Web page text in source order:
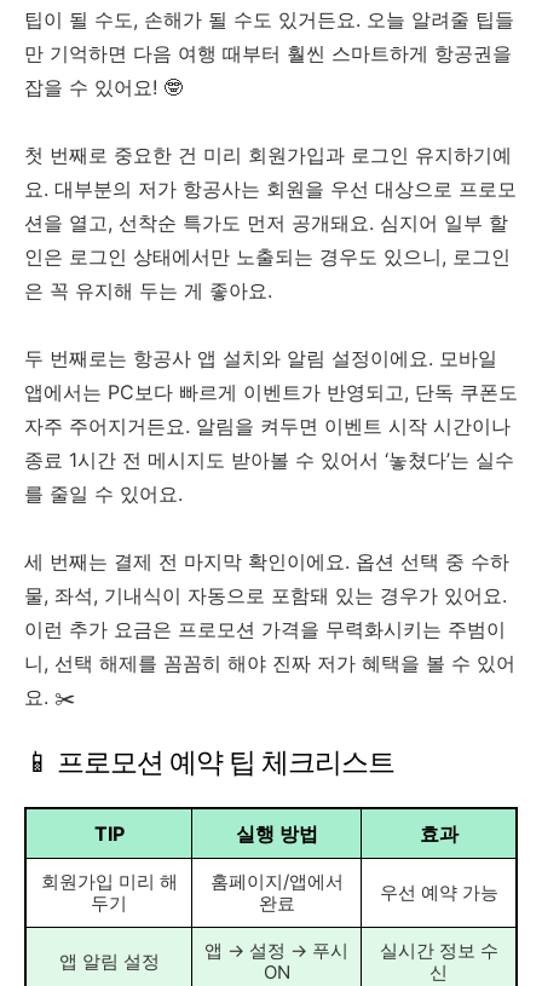
팁이 될 수도, 손해가 될 수도 있거든요. 오늘 알려줄 팁들
만 기억하면 다음 여행 때부터 훨씬 스마트하게 항공권을
잡을 수 있어요! 🤓
첫 번째로 중요한 건 미리 회원가입과 로그인 유지하기예
요. 대부분의 저가 항공사는 회원을 우선 대상으로 프로모
션을 열고, 선착순 특가도 먼저 공개돼요. 심지어 일부 할
인은 로그인 상태에서만 노출되는 경우도 있으니, 로그인
은 꼭 유지해 두는 게 좋아요.
두 번째로는 항공사 앱 설치와 알림 설정이에요. 모바일
앱에서는 PC보다 빠르게 이벤트가 반영되고, 단독 쿠폰도
자주 주어지거든요. 알림을 켜두면 이벤트 시작 시간이나
종료 1시간 전 메시지도 받아볼 수 있어서 ‘놓쳤다’는 실수
를 줄일 수 있어요.
세 번째는 결제 전 마지막 확인이에요. 옵션 선택 중 수하
물, 좌석, 기내식이 자동으로 포함돼 있는 경우가 있어요.
이런 추가 요금은 프로모션 가격을 무력화시키는 주범이
니, 선택 해제를 꼼꼼히 해야 진짜 저가 혜택을 볼 수 있어
요. ✂️
📱 프로모션 예약 팁 체크리스트
TIP 실행 방법 효과
회원가입 미리 해
두기
홈페이지/앱에서
완료
우선 예약 가능
앱 알림 설정
앱 → 설정 → 푸시
ON
실시간 정보 수
신